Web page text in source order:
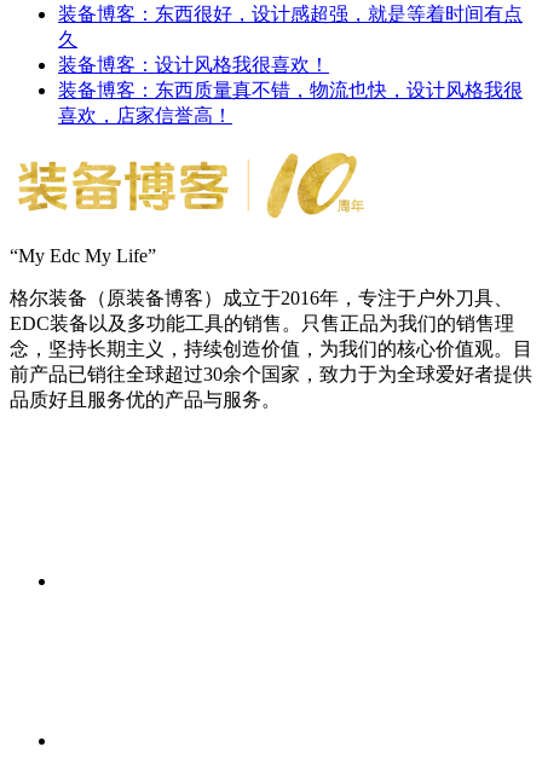
装备博客：东西很好，设计感超强，就是等着时间有点
久
装备博客：设计风格我很喜欢！
装备博客：东西质量真不错，物流也快，设计风格我很
喜欢，店家信誉高！
“My Edc My Life”
格尔装备（原装备博客）成立于2016年，专注于户外刀具、
EDC装备以及多功能工具的销售。只售正品为我们的销售理
念，坚持长期主义，持续创造价值，为我们的核心价值观。目
前产品已销往全球超过30余个国家，致力于为全球爱好者提供
品质好且服务优的产品与服务。